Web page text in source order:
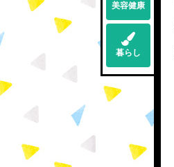
美容健康
暮らし